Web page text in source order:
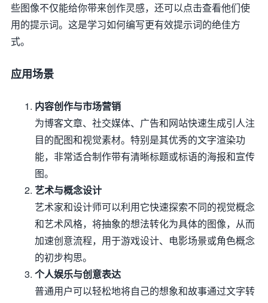
些图像不仅能给你带来创作灵感，还可以点击查看他们使
用的提示词。这是学习如何编写更有效提示词的绝佳方
式。
应用场景
内容创作与市场营销
为博客文章、社交媒体、广告和网站快速生成引人注
目的配图和视觉素材。特别是其优秀的文字渲染功
能，非常适合制作带有清晰标题或标语的海报和宣传
图。
艺术与概念设计
艺术家和设计师可以利用它快速探索不同的视觉概念
和艺术风格，将抽象的想法转化为具体的图像，从而
加速创意流程，用于游戏设计、电影场景或角色概念
的初步构思。
个人娱乐与创意表达
普通用户可以轻松地将自己的想象和故事通过文字转